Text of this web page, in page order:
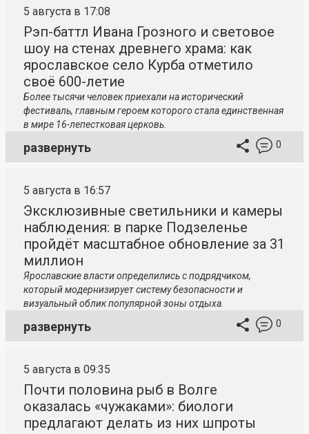
5 августа в 17:08
Рэп-баттл Ивана Грозного и световое
шоу на стенах древнего храма: как
ярославское село Курба отметило
своё 600-летие
Более тысячи человек приехали на исторический
фестиваль, главным героем которого стала единственная
в мире 16-лепестковая церковь.
развернуть 0
5 августа в 16:57
Эксклюзивные светильники и камеры
наблюдения: в парке Подзеленье
пройдёт масштабное обновление за 31
миллион
Ярославские власти определились с подрядчиком,
который модернизирует систему безопасности и
визуальный облик популярной зоны отдыха.
развернуть 0
5 августа в 09:35
Почти половина рыб в Волге
оказалась «чужаками»: биологи
предлагают делать из них шпроты